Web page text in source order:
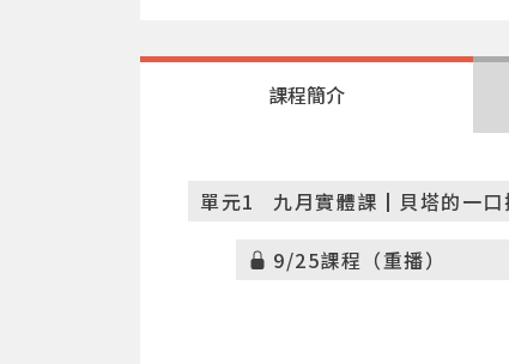
課程簡介
單元1 九月實體課┃貝塔的一
9/25課程（重播）